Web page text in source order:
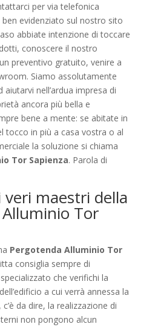
per via telefonica
evidenziato sul nostro sito
abbiate intenzione di toccare
conoscere il nostro
preventivo gratuito, venire a
Siamo assolutamente
nell’ardua impresa di
ancora più bella e
bene a mente: se abitate in
tocco in più a casa vostra o al
la soluzione si chiama
Tor Sapienza. Parola di
veri maestri della
Tor
Pergotenda Alluminio Tor
consiglia sempre di
che verifichi la
a cui verrà annessa la
da dire, la realizzazione di
non pongono alcun